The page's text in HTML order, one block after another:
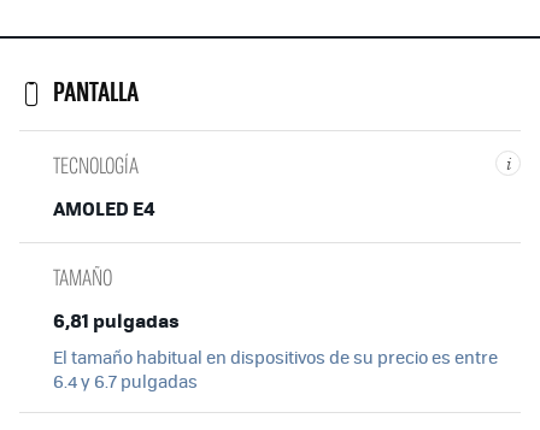
PANTALLA
i
TECNOLOGÍA
AMOLED E4
TAMAÑO
6,81 pulgadas
El tamaño habitual en dispositivos de su precio es entre
6.4 y 6.7 pulgadas